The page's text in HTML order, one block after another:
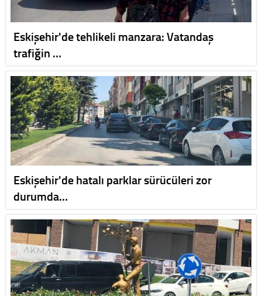
Eskişehir'de tehlikeli manzara: Vatandaş
trafiğin …
Eskişehir'de hatalı parklar sürücüleri zor
durumda…